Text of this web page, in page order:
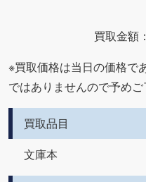
買取金額：
※買取価格は当日の価格で
ではありませんので予めご
買取品目
文庫本